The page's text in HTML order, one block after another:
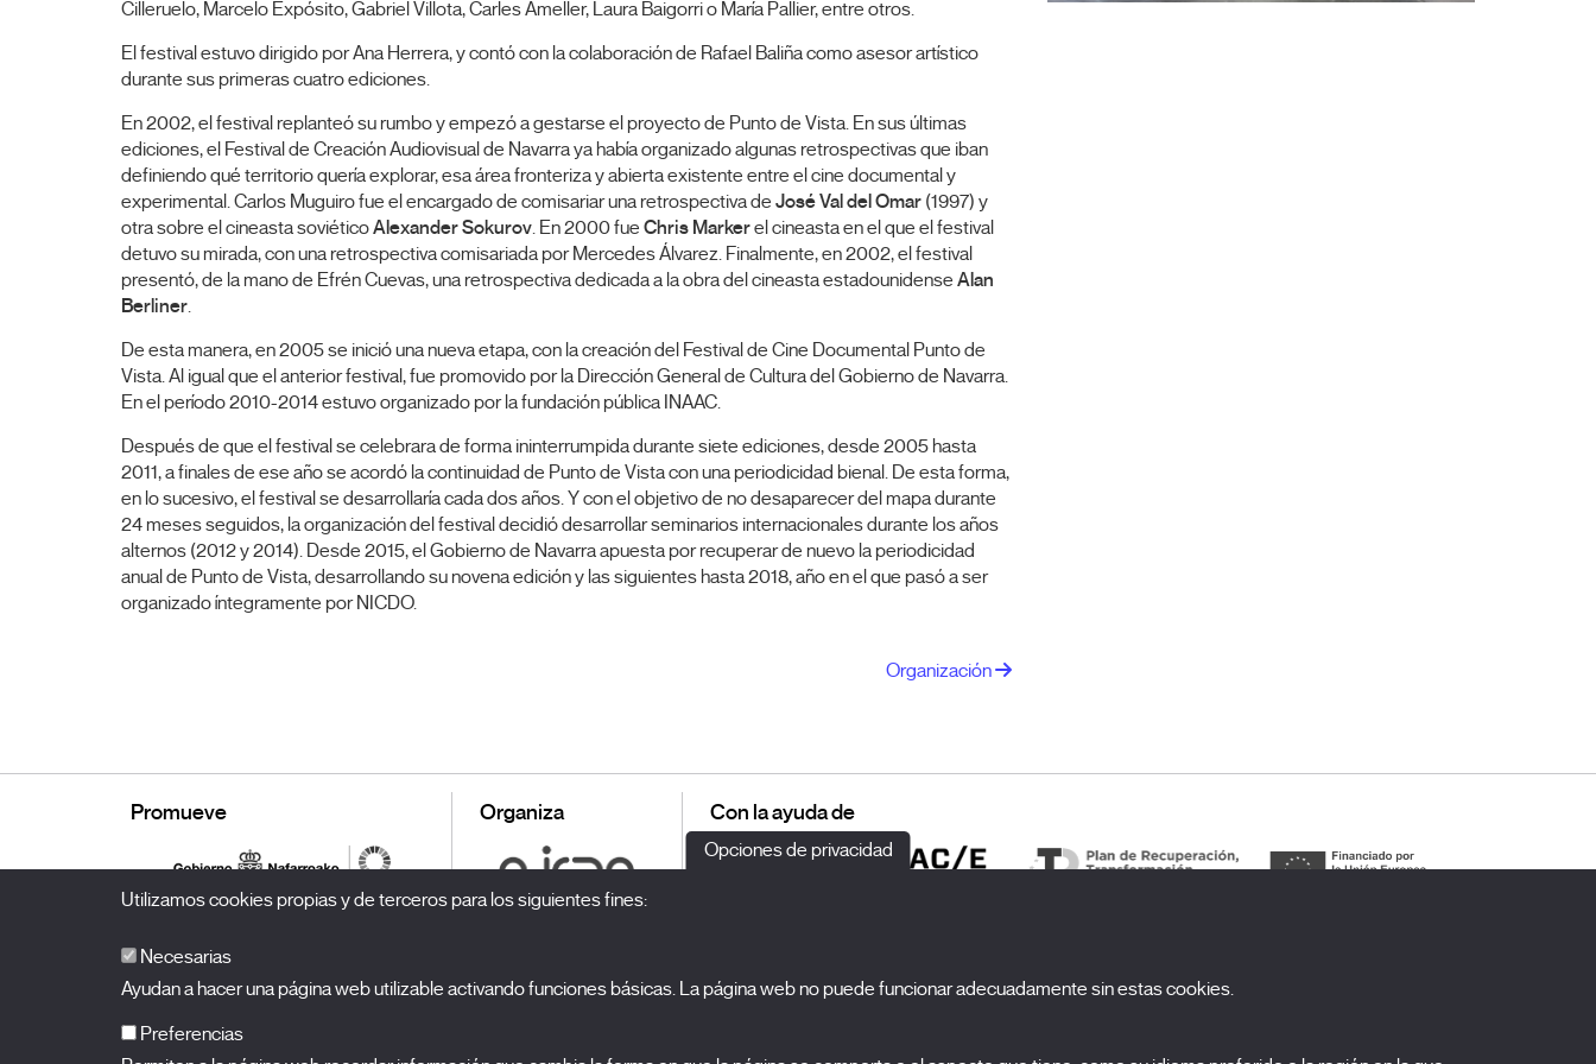
Cilleruelo, Marcelo Expósito, Gabriel Villota, Carles Ameller, Laura Baigorri o María Pallier, entre otros.
El festival estuvo dirigido por Ana Herrera, y contó con la colaboración de Rafael Baliña como asesor artístico
durante sus primeras cuatro ediciones.
En 2002, el festival replanteó su rumbo y empezó a gestarse el proyecto de Punto de Vista. En sus últimas
ediciones, el Festival de Creación Audiovisual de Navarra ya había organizado algunas retrospectivas que iban
definiendo qué territorio quería explorar, esa área fronteriza y abierta existente entre el cine documental y
experimental. Carlos Muguiro fue el encargado de comisariar una retrospectiva de José Val del Omar (1997) y
otra sobre el cineasta soviéticoAlexander Sokurov. En 2000 fue Chris Markerel cineasta en el que el festival
detuvo su mirada, con una retrospectiva comisariada por Mercedes Álvarez. Finalmente, en 2002, el festival
presentó, de la mano de Efrén Cuevas, una retrospectiva dedicada a la obra del cineasta estadounidense Alan
Berliner.
De esta manera, en 2005 se inició una nueva etapa, con la creación del Festival de Cine Documental Punto de
Vista. Al igual que el anterior festival, fue promovido por la Dirección General de Cultura del Gobierno de Navarra.
En el período 2010-2014 estuvo organizado por la fundación pública INAAC.
Después de que el festival se celebrara de forma ininterrumpida durante siete ediciones, desde 2005 hasta
2011, a finales de ese año se acordó la continuidad de Punto de Vista con una periodicidad bienal. De esta forma,
en lo sucesivo, el festival se desarrollaría cada dos años. Y con el objetivo de no desaparecer del mapa durante
24 meses seguidos, la organización del festival decidió desarrollar seminarios internacionales durante los años
alternos (2012 y 2014). Desde 2015, el Gobierno de Navarra apuesta por recuperar de nuevo la periodicidad
anual de Punto de Vista, desarrollando su novena edición y las siguientes hasta 2018, año en el que pasó a ser
organizado íntegramente por NICDO.
Organización
Promueve Organiza Con la ayuda de
Opciones de privacidad
Utilizamos cookies propias y de terceros para los siguientes fines:
Necesarias
Ayudan a hacer una página web utilizable activando funciones básicas. La página web no puede funcionar adecuadamente sin estas cookies.
Preferencias